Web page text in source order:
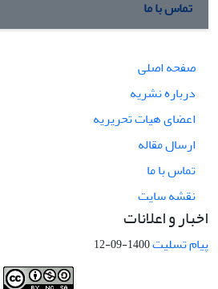
تماس با ما
صفحه اصلی
درباره نشریه
اعضای هیات تحریریه
ارسال مقاله
تماس با ما
نقشه سایت
اخبار و اعلانات
پیام تسلیت1400-09-12